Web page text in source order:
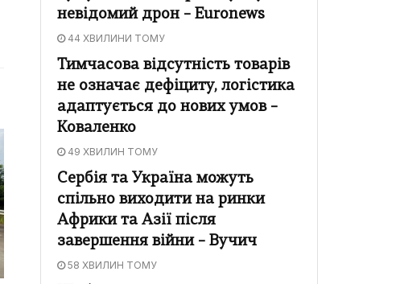
невідомий дрон – Euronews
44 ХВИЛИНИ ТОМУ
Тимчасова відсутність товарів
не означає дефіциту, логістика
адаптується до нових умов –
Коваленко
49 ХВИЛИН ТОМУ
Сербія та Україна можуть
спільно виходити на ринки
Африки та Азії після
завершення війни – Вучич
58 ХВИЛИН ТОМУ